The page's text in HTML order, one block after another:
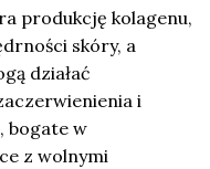
produkcję kolagenu,
skóry, a
działać
i
bogate w
z wolnymi